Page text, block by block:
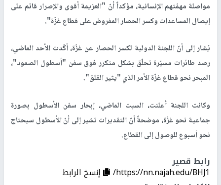
مواصلة مهمّتهم الإنسانية، مؤكداً أنّ "العزيمة أقوى والإصرار قائم على
إيصال المساعدات وكسر الحصار المفروض على قطاع غزّة".
يُشار إلى أنّ اللجنة الدولية لكسر الحصار عن غزّة، أكّدت الأحد الماضي،
رصد طائرات مسيّرة تحلّق بشكل متكرر فوق سفن "أسطول الصمود"،
المبحر نحو قطاع غزّة الأمر الذي "يثير القلق".
وكانت اللجنة أعلنت، السبت الماضي، إبحار سفن الأسطول بصورة
جماعية نحو غزّة، موضحةً أنّ التقديرات تشير إلى أنّ الأسطول سيحتاج
نحو أسبوع للوصول إلى القطاع.
رابط قصير
https://nn.najah.edu/BHJ1/
إنسخ الرابط